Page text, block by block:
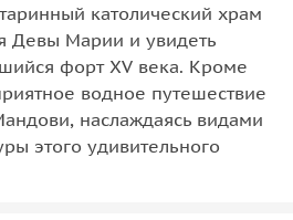
католический храм
Девы Марии и увидеть
форт XV века. Кроме
водное путешествие
наслаждаясь видами
этого удивительного